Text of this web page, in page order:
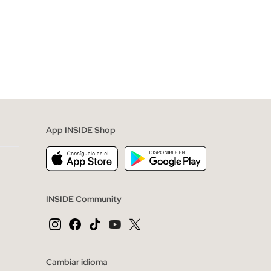
App INSIDE Shop
INSIDE Community
Cambiar idioma